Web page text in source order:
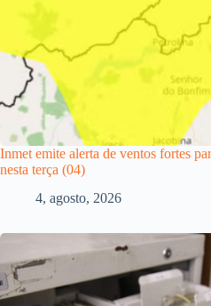
Inmet emite alerta de ventos fortes
nesta terça (04)
4, agosto, 2026